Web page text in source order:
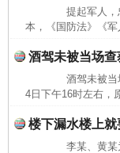
提起军人，忠
本，《国防法》《
酒驾未被当场
酒驾未被当
4日下午16时左右，
楼下漏水楼上
李某、黄某为